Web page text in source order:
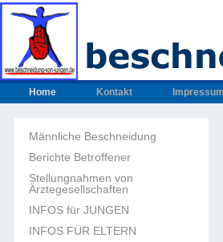
Home Kontakt Impressum
Männliche Beschneidung
Berichte Betroffener
Stellungnahmen von
Ärztegesellschaften
INFOS für JUNGEN
INFOS FÜR ELTERN